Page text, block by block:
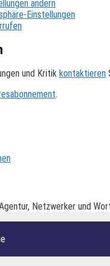
ändern
Einstellungen
und Kritik kontaktieren
.
Netzwerker und